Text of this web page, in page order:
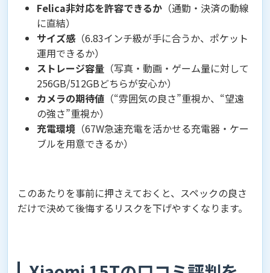
Felica非対応を許容できるか （通勤・決済の動線
に直結）
サイズ感 （6.83インチ級が手に合うか、ポケット
運用できるか）
ストレージ容量 （写真・動画・ゲーム量に対して
256GB/512GBどちらが安心か）
カメラの期待値 （“雰囲気の良さ”重視か、“望遠
の強さ”重視か）
充電環境 （67W急速充電を活かせる充電器・ケー
ブルを用意できるか）
このあたりを事前に押さえておくと、スペックの良さ
だけで決めて後悔するリスクを下げやすくなります。